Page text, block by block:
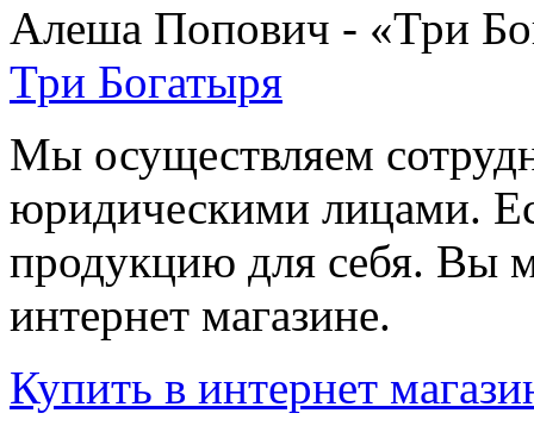
Алеша Попович - «Три
Три Богатыря
Мы осуществляем
юридическими лицами.
продукцию для себя. Вы
интернет магазине.
Купить в интернет